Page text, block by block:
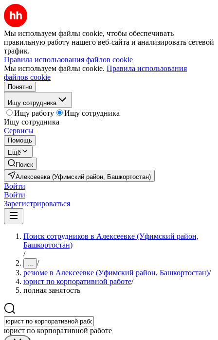
Мы используем файлы cookie, чтобы обеспечивать
правильную работу нашего веб-сайта и анализировать сетевой
трафик.
Правила использования файлов cookie
Мы используем файлы cookie. Правила использования
файлов cookie
Понятно
Ищу сотрудника
Ищу работу
Ищу сотрудника
Ищу сотрудника
Сервисы
Помощь
Ещё
Поиск
Алексеевка (Уфимский район, Башкортостан)
Войти
Войти
Зарегистрироваться
Поиск сотрудников в Алексеевке (Уфимский район,
Башкортостан)
/
... /
резюме в Алексеевке (Уфимский район, Башкортостан)/
юрист по корпоративной работе/
полная занятость
юрист по корпоративной работе